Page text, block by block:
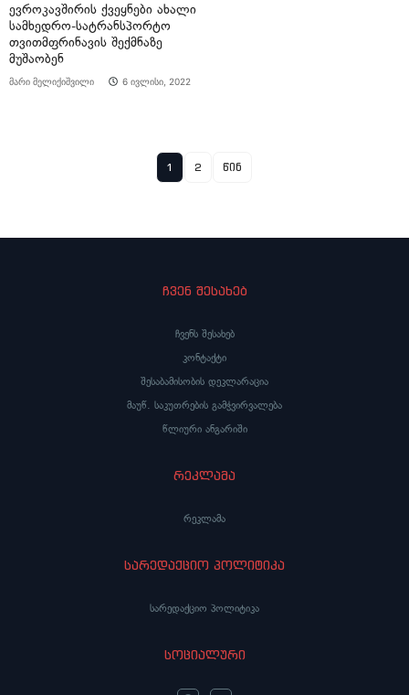
ევროკავშირის ქვეყნები ახალი
სამხედრო-სატრანსპორტო
თვითმფრინავის შექმნაზე
მუშაობენ
მარი მელიქიშვილი 6 ივლისი, 2022
1 2 წინ
ჩვენ შესახებ
ჩვენს შესახებ
კონტაქტი
შესაბამისობის დეკლარაცია
მაუწ. საკუთრების გამჭვირვალება
წლიური ანგარიში
რეკლამა
რეკლამა
სარედაქციო პოლიტიკა
სარედაქციო პოლიტიკა
სოციალური